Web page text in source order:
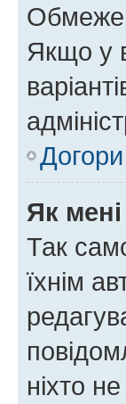
Якщо у
Догори
Як
Так
їхнім
ніхто